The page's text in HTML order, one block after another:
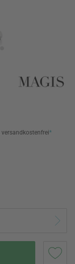
versandkostenfrei*